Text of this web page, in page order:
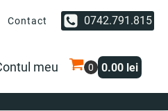
Contact 0742.791.815
meu 0.00 lei